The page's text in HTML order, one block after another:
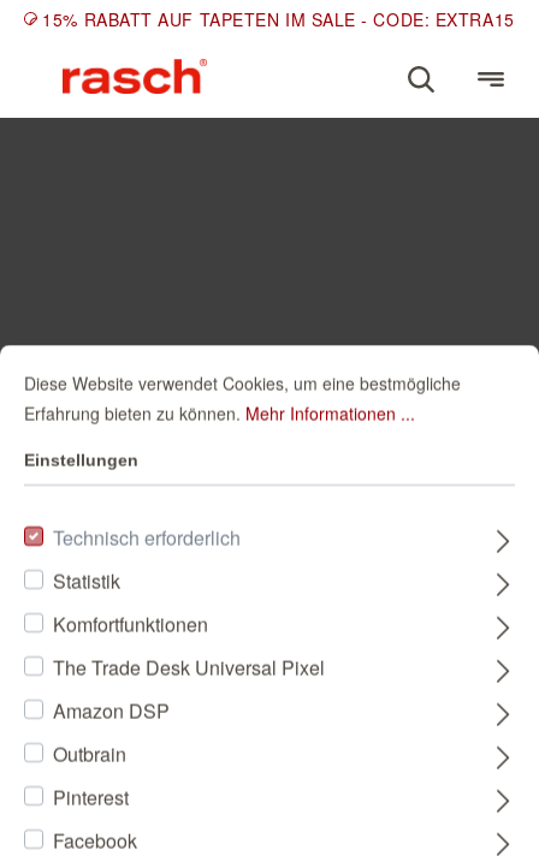
15% RABATT AUF TAPETEN IM SALE - CODE: EXTRA15
Diese Website verwendet Cookies, um eine bestmögliche
Erfahrung bieten zu können. Mehr Informationen ...
Einstellungen
Technisch erforderlich
Statistik
Komfortfunktionen
The Trade Desk Universal Pixel
Amazon DSP
Outbrain
Pinterest
Facebook